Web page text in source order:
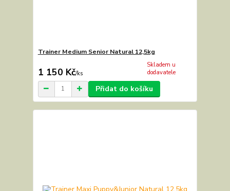
Trainer Medium Senior Natural 12,5kg
1 150 Kč/ks
Skladem u
dodavatele
Přidat do košíku